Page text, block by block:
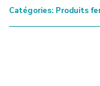
Catégories: Produits